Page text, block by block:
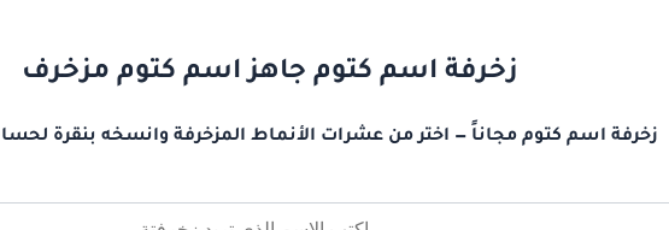
زخرفة اسم كتوم جاهز اسم كتوم مزخرف
زخرفة اسم كتوم مجاناً — اختر من عشرات الأنماط المزخرفة وانسخه بنقرة